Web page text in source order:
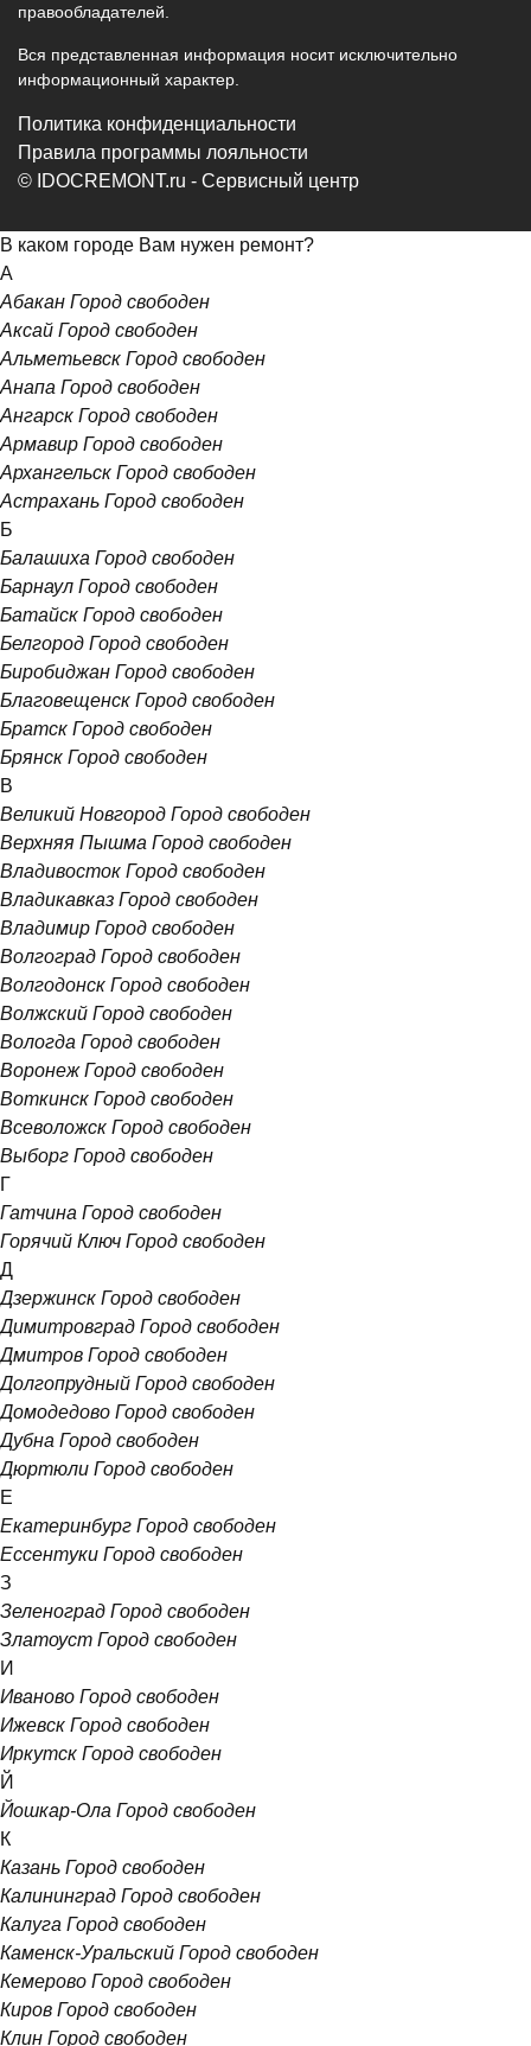
правообладателей.
Вся представленная информация носит исключительно
информационный характер.
Политика конфиденциальности
Правила программы лояльности
© IDOCREMONT.ru - Сервисный центр
В каком городе Вам нужен ремонт?
А
Абакан Город свободен
Аксай Город свободен
Альметьевск Город свободен
Анапа Город свободен
Ангарск Город свободен
Армавир Город свободен
Архангельск Город свободен
Астрахань Город свободен
Б
Балашиха Город свободен
Барнаул Город свободен
Батайск Город свободен
Белгород Город свободен
Биробиджан Город свободен
Благовещенск Город свободен
Братск Город свободен
Брянск Город свободен
В
Великий Новгород Город свободен
Верхняя Пышма Город свободен
Владивосток Город свободен
Владикавказ Город свободен
Владимир Город свободен
Волгоград Город свободен
Волгодонск Город свободен
Волжский Город свободен
Вологда Город свободен
Воронеж Город свободен
Воткинск Город свободен
Всеволожск Город свободен
Выборг Город свободен
Г
Гатчина Город свободен
Горячий Ключ Город свободен
Д
Дзержинск Город свободен
Димитровград Город свободен
Дмитров Город свободен
Долгопрудный Город свободен
Домодедово Город свободен
Дубна Город свободен
Дюртюли Город свободен
Е
Екатеринбург Город свободен
Ессентуки Город свободен
З
Зеленоград Город свободен
Златоуст Город свободен
И
Иваново Город свободен
Ижевск Город свободен
Иркутск Город свободен
Й
Йошкар-Ола Город свободен
К
Казань Город свободен
Калининград Город свободен
Калуга Город свободен
Каменск-Уральский Город свободен
Кемерово Город свободен
Киров Город свободен
Клин Город свободен